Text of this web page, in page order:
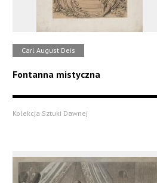
Carl August Deis
Fontanna mistyczna
Kolekcja Sztuki Dawnej